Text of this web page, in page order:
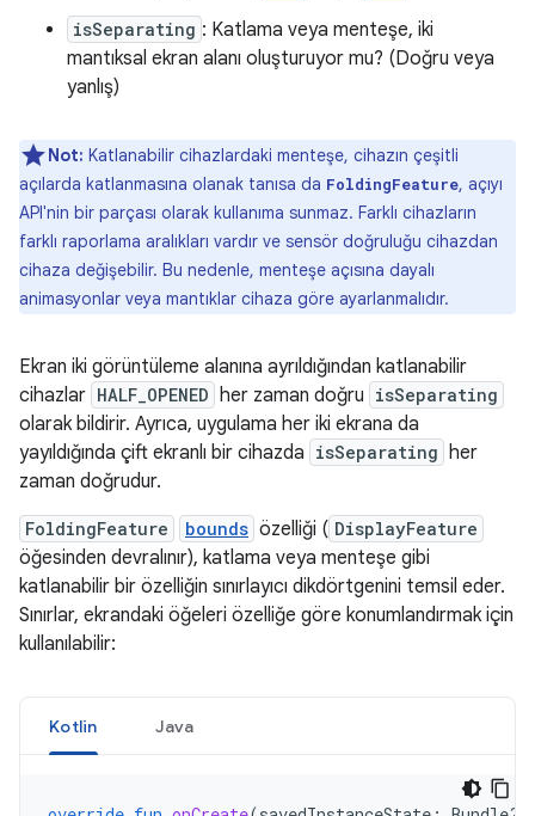
isSeparating : Katlama veya menteşe, iki
mantıksal ekran alanı oluşturuyor mu? (Doğru veya
yanlış)
Not: Katlanabilir cihazlardaki menteşe, cihazın çeşitli
açılarda katlanmasına olanak tanısa da FoldingFeature, açıyı
API'nin bir parçası olarak kullanıma sunmaz. Farklı cihazların
farklı raporlama aralıkları vardır ve sensör doğruluğu cihazdan
cihaza değişebilir. Bu nedenle, menteşe açısına dayalı
animasyonlar veya mantıklar cihaza göre ayarlanmalıdır.
Ekran iki görüntüleme alanına ayrıldığından katlanabilir
cihazlar HALF_OPENED her zaman doğru isSeparating
olarak bildirir. Ayrıca, uygulama her iki ekrana da
yayıldığında çift ekranlı bir cihazda isSeparating her
zaman doğrudur.
FoldingFeature bounds özelliği ( DisplayFeature
öğesinden devralınır), katlama veya menteşe gibi
katlanabilir bir özelliğin sınırlayıcı dikdörtgenini temsil eder.
Sınırlar, ekrandaki öğeleri özelliğe göre konumlandırmak için
kullanılabilir:
Kotlin Java